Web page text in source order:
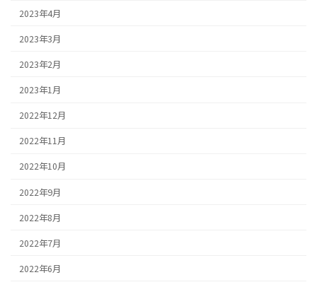
2023年4月
2023年3月
2023年2月
2023年1月
2022年12月
2022年11月
2022年10月
2022年9月
2022年8月
2022年7月
2022年6月